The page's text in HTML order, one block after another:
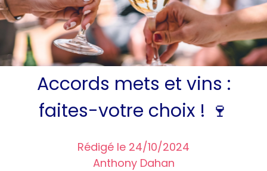
Accords mets et vins :
faites-votre choix ! 🍷
Rédigé le 24/10/2024
Anthony Dahan